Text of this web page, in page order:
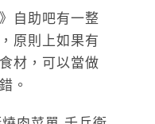
》自助吧有一整
原則上如果有
材，可以當做
。